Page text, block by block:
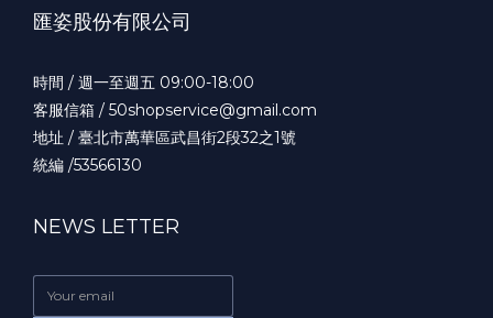
匯姿股份有限公司
時間 / 週一至週五 09:00-18:00
客服信箱 / 50shopservice@gmail.com
地址 / 臺北市萬華區武昌街2段32之1號
統編 /53566130
NEWS LETTER